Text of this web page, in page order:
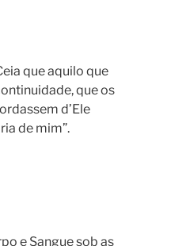
que aquilo que
que os
d’Ele
de mim”.
e Sangue sob as